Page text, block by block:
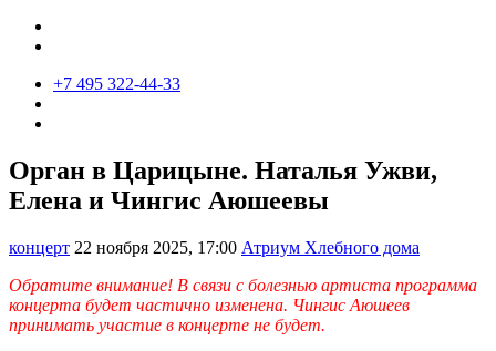
+7 495 322-44-33
Орган в Царицыне. Наталья Ужви,
Елена и Чингис Аюшеевы
концерт 22 ноября 2025, 17:00 Атриум Хлебного дома
Обратите внимание! В связи с болезнью артиста программа
концерта будет частично изменена. Чингис Аюшеев
принимать участие в концерте не будет.